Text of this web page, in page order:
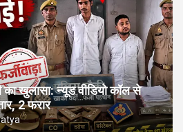
खुलासा: न्यूड वीडियो कॉल से
2 फरार